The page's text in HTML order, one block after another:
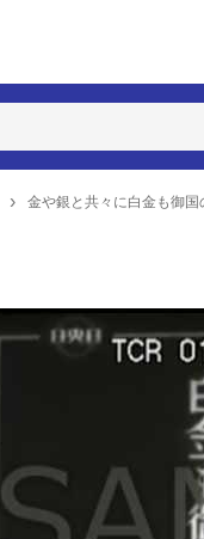
金や銀と共々に白金も御国